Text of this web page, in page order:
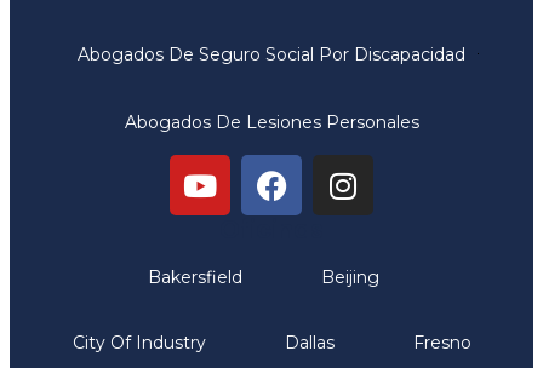
Abogados De Seguro Social Por Discapacidad
Abogados De Lesiones Personales
Bakersfield Beijing
City Of Industry Dallas Fresno